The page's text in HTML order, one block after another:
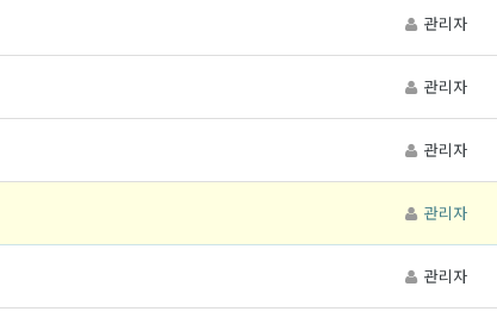
관리자
관리자
관리자
관리자
관리자